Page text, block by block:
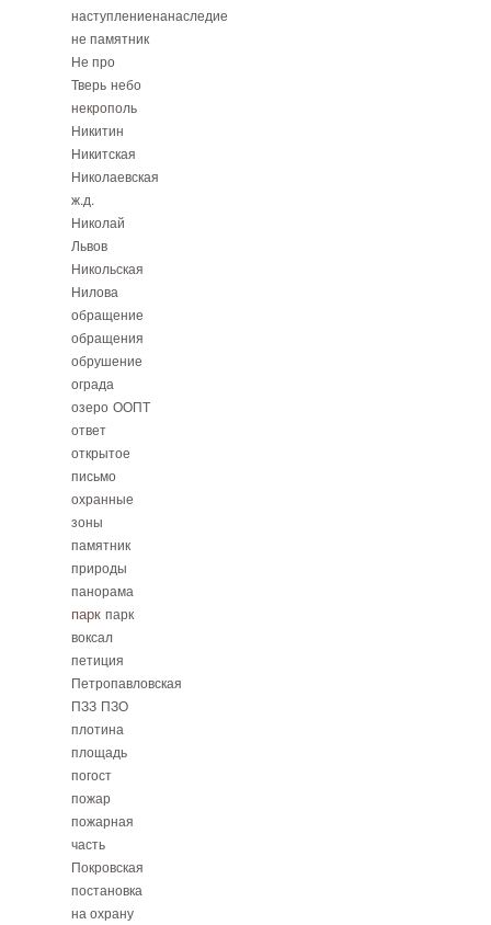
наступлениенанаследие
не памятник
Не про
Тверь небо
некрополь
Никитин
Никитская
Николаевская
ж.д.
Николай
Львов
Никольская
Нилова
обращение
обращения
обрушение
ограда
озеро ООПТ
ответ
открытое
письмо
охранные
зоны
памятник
природы
панорама
парк парк
воксал
петиция
Петропавловская
ПЗЗ ПЗО
плотина
площадь
погост
пожар
пожарная
часть
Покровская
постановка
на охрану